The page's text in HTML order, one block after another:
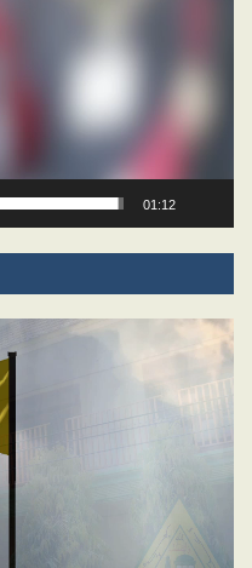
01:12